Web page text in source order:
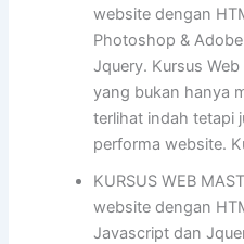
website dengan
Photoshop &
Jquery. Kursus
yang bukan hanya
terlihat indah tetapi
performa website.
KURSUS WEB
website dengan
Javascript dan